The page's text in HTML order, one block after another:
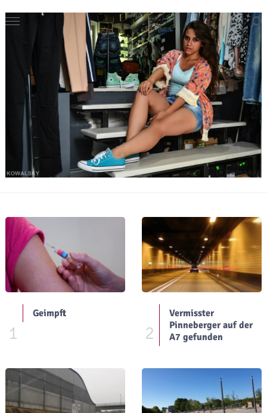
1
Geimpft
2
Vermisster
Pinneberger auf der
A7 gefunden